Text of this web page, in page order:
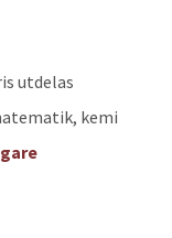
utdelas
kemi